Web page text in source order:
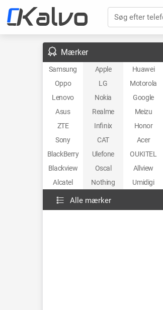
Søg efter telefon
Mærker
Samsung Apple Huawei
Oppo
LG Motorola
Lenovo
Nokia Google
Asus
Realme Meizu
ZTE
Infinix Honor
Sony
CAT Acer
BlackBerry
Ulefone OUKITEL
Blackview
Oscal Allview
Alcatel
Nothing Umidigi
Alle mærker